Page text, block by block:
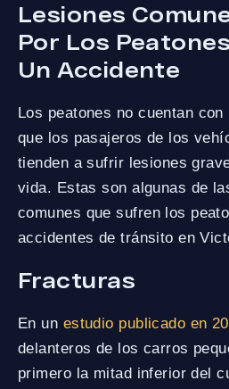
Lesiones
Por Los
Un Accidente
Los peatones no cuentan
que los pasajeros de los
tienden a sufrir lesiones
vida. Estas son algunas de
comunes que sufren los
accidentes de tránsito en
Fracturas
En un estudio publicado en
delanteros de los carros
primero la mitad inferior del